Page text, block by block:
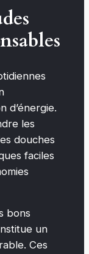
d’énergie.
les
douches
faciles
bons
un
Ces